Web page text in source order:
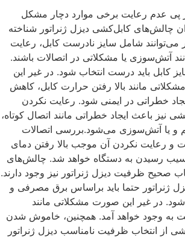
پی عدم رعایت برخی موارد دچار مشکل
چالش‌های کابل‌کشی دیزل ژنراتور شناخته
می‌توانند شامل سایز نادرست کابل، رعایت
آتش‌سوزی یا مشکلاتی در اتصالات باشند.
کابل باید درست انتخاب شود. در غیر این
مانند بالا رفتن حرارت کابل، کاهش
خطراتی در ایمنی شود. رعایت نکردن
نیز باعث ایجاد خطراتی مانند اتصال کوتاه،
و یا آتش‌سوزی می‌شود.بررسی اتصالات
و رعایت نکردن آن موجب بالا رفتن دمای
رسیدن به دستگاه خواهد شد. چالش‌های
صحیح ظرفیت دیزل ژنراتور نیز وجود دارند.
ژنراتور حتما باید براساس برق مصرفی و
در غیر این صورت مشکلاتی مانند
وجود خواهد آمد. همچنین، خاموش شدن
از انتخاب ظرفیت نامناسب دیزل ژنراتور